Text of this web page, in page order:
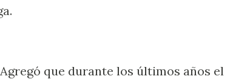
Agregó que durante los últimos años el